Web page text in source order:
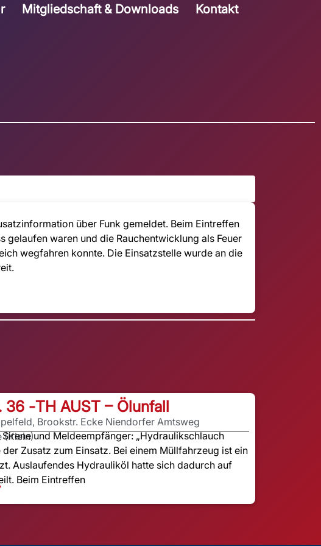
Mitgliedschaft & Downloads Kontakt
über Funk gemeldet. Beim Eintreffen
gelaufen waren und die Rauchentwicklung als Feuer
wegfahren konnte. Die Einsatzstelle wurde an die
36 -TH AUST – Ölunfall
Brookstr. Ecke Niendorfer Amtsweg
(Klein)und Meldeempfänger: „Hydraulikschlauch
Zusatz zum Einsatz. Bei einem Müllfahrzeug ist ein
Auslaufendes Hydrauliköl hatte sich dadurch auf
Beim Eintreffen